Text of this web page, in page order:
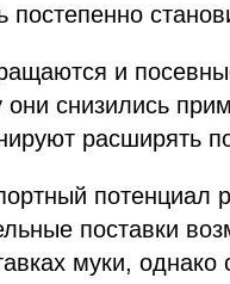
постепенно
и
они снизились
расширять
потенциал
поставки
муки,